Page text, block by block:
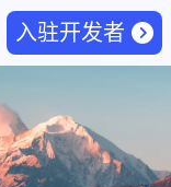
入驻开发者